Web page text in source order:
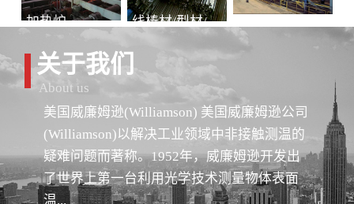
加热炉 线棒材/型材/管材
关于我们
About us
美国威廉姆逊(Williamson) 美国威廉姆逊公司
(Williamson)以解决工业领域中非接触测温的
疑难问题而著称。1952年，威廉姆逊开发出
了世界上第一台利用光学技术测量物体表面
温...